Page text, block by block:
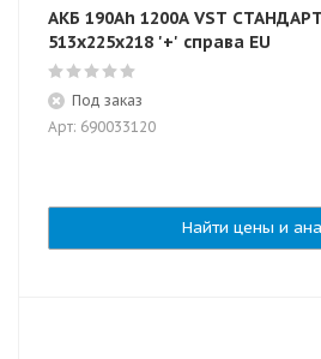
АКБ 190Ah 1200A VST
513x225x218 '+' справа EU
Под заказ
Арт: 690033120
Найти цены и